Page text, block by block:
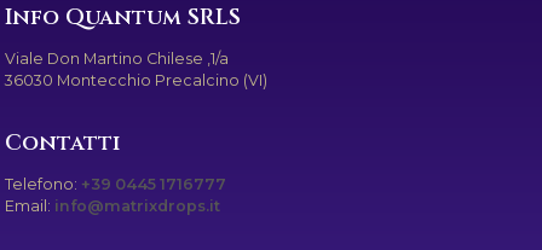
Info Quantum SRLS
Viale Don Martino Chilese ,1/a
36030 Montecchio Precalcino (VI)
Contatti
Telefono: +39 0445 1716777
Email: info@matrixdrops.it